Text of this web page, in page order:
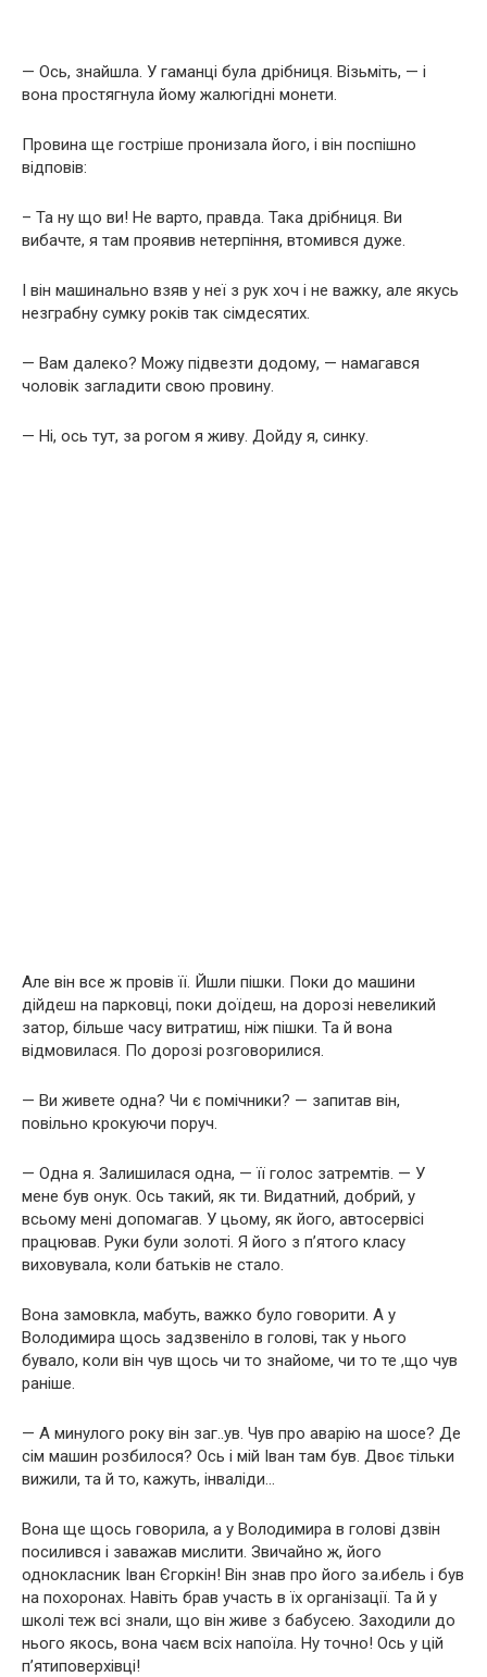
— Ось, знайшла. У гаманці була дрібниця. Візьміть, — і
вона простягнула йому жалюгідні монети.
Провина ще гостріше пронизала його, і він поспішно
відповів:
– Та ну що ви! Не варто, правда. Така дрібниця. Ви
вибачте, я там проявив нетерпіння, втомився дуже.
І він машинально взяв у неї з рук хоч і не важку, але якусь
незграбну сумку років так сімдесятих.
— Вам далеко? Можу підвезти додому, — намагався
чоловік загладити свою провину.
— Ні, ось тут, за рогом я живу. Дойду я, синку.
Але він все ж провів її. Йшли пішки. Поки до машини
дійдеш на парковці, поки доїдеш, на дорозі невеликий
затор, більше часу витратиш, ніж пішки. Та й вона
відмовилася. По дорозі розговорилися.
— Ви живете одна? Чи є помічники? — запитав він,
повільно крокуючи поруч.
— Одна я. Залишилася одна, — її голос затремтів. — У
мене був онук. Ось такий, як ти. Видатний, добрий, у
всьому мені допомагав. У цьому, як його, автосервісі
працював. Руки були золоті. Я його з п’ятого класу
виховувала, коли батьків не стало.
Вона замовкла, мабуть, важко було говорити. А у
Володимира щось задзвеніло в голові, так у нього
бувало, коли він чув щось чи то знайоме, чи то те ,що чув
раніше.
— А минулого року він заг..ув. Чув про аварію на шосе? Де
сім машин розбилося? Ось і мій Іван там був. Двоє тільки
вижили, та й то, кажуть, інваліди…
Вона ще щось говорила, а у Володимира в голові дзвін
посилився і заважав мислити. Звичайно ж, його
однокласник Іван Єгоркін! Він знав про його за.ибель і був
на похоронах. Навіть брав участь в їх організації. Та й у
школі теж всі знали, що він живе з бабусею. Заходили до
нього якось, вона чаєм всіх напоїла. Ну точно! Ось у цій
п’ятиповерхівці!